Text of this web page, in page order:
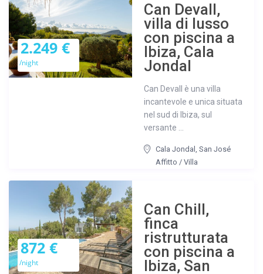
2.249 €
/night
Can Devall,
villa di lusso
con piscina a
Ibiza, Cala
Jondal
Can Devall è una villa
incantevole e unica situata
nel sud di Ibiza, sul
versante ...
Cala Jondal,San José
Affitto /Villa
872 €
/night
Can Chill,
finca
ristrutturata
con piscina a
Ibiza, San